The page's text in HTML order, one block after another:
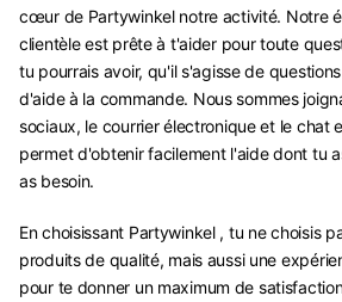
cœur de Partywinkel notre activité. Notre
clientèle est prête à t'aider pour toute
tu pourrais avoir, qu'il s'agisse de
d'aide à la commande. Nous sommes
sociaux, le courrier électronique et le chat
permet d'obtenir facilement l'aide dont tu
as besoin.
En choisissant Partywinkel , tu ne choisis
produits de qualité, mais aussi une
pour te donner un maximum de